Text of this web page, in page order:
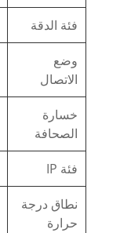
فئة الدقة
وضع
الاتصال
خسارة
الصحافة
فئة IP
نطاق درجة
حرارة